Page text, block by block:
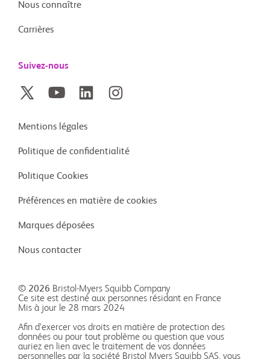
Nous connaître
Carrières
Suivez-nous
Mentions légales
Politique de confidentialité
Politique Cookies
Préférences en matière de cookies
Marques déposées
Nous contacter
© 2026 Bristol-Myers Squibb Company
Ce site est destiné aux personnes résidant en France
Mis à jour le 28 mars 2024
Afin d’exercer vos droits en matière de protection des
données ou pour tout problème ou question que vous
auriez en lien avec le traitement de vos données
personnelles par la société Bristol Myers Squibb SAS, vous